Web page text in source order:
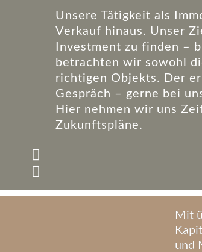
Unsere Tätigkeit als
Verkauf hinaus. Unser
Investment zu finden –
betrachten wir sowohl
richtigen Objekts. Der
Gespräch – gerne bei
Hier nehmen wir uns
Zukunftspläne.
Mit
und